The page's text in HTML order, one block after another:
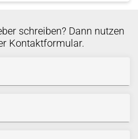
schreiben? Dann nutzen
Kontaktformular.